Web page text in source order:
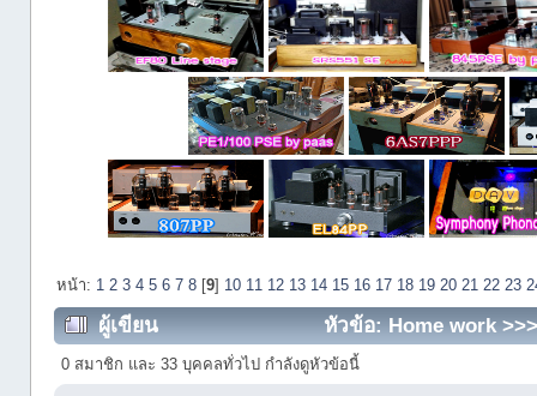
หน้า: 1 2 3 4 5 6 7 8 [9] 10 11 12 13 14 15 16 17 18 19 20 21 22 23
ผู้เขียน หัวข้อ: Home work
0 สมาชิก และ 33 บุคคลทั่วไป กำลังดูหัวข้อนี้